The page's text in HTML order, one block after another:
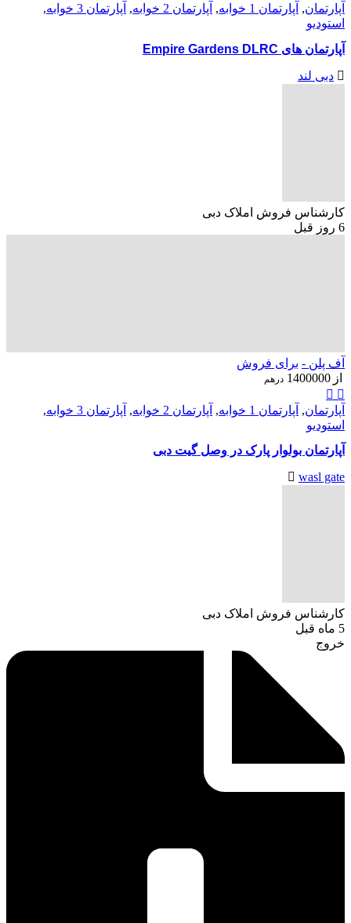
آپارتمان, آپارتمان 1 خوابه , آپارتمان 2 خوابه , آپارتمان 3 خوابه
,
استودیو
آپارتمان های Empire Gardens DLRC
دبی لند
کارشناس فروش املاک دبی
6 روز قبل
آف پلن - برای فروش
از 1400000 درهم
آپارتمان, آپارتمان 1 خوابه , آپارتمان 2 خوابه , آپارتمان 3 خوابه
,
استودیو
آپارتمان بولوار پارک در وصل گیت دبی
wasl gate
کارشناس فروش املاک دبی
5 ماه قبل
خروج